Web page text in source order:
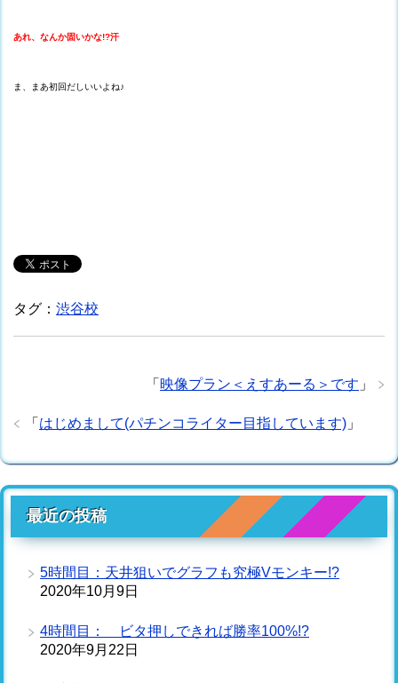
あれ、なんか固いかな!?汗
ま、まあ初回だしいいよね♪
タグ： 渋谷校
「 映像プラン＜えすあーる＞です 」
「 はじめまして(パチンコライター目指しています) 」
最近の投稿
5時間目：天井狙いでグラフも究極Vモンキー!?
2020年10月9日
4時間目： ビタ押しできれば勝率100%!?
2020年9月22日